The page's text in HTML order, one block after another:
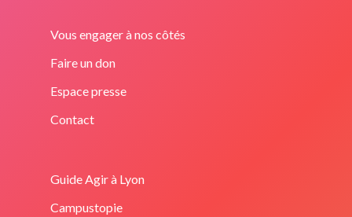
Vous engager à nos côtés
Faire un don
Espace presse
Contact
Guide Agir à Lyon
Campustopie